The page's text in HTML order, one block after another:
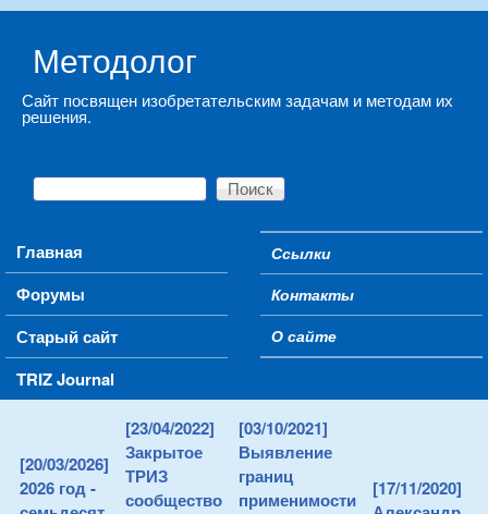
Методолог
Сайт посвящен изобретательским задачам и методам их
решения.
Форма поиска
Поиск
Main menu
Главная
Форумы
Старый сайт
TRIZ Journal
Secondary menu
Ссылки
Контакты
О сайте
[20/03/2026]
2026 год -
[23/04/2022]
Закрытое
ТРИЗ
сообщество
[03/10/2021]
Выявление
границ
применимости
[17/11/2020]